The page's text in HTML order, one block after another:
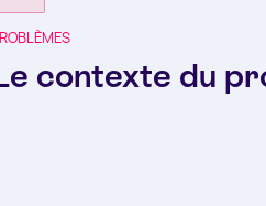
contexte du